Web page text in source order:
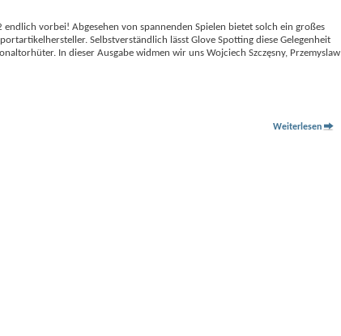
vorbei! Abgesehen von spannenden Spielen bietet solch ein großes
Selbstverständlich lässt Glove Spotting diese Gelegenheit
In dieser Ausgabe widmen wir uns Wojciech Szczęsny, Przemyslaw
Weiterlesen